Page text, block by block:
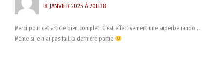
8 JANVIER 2025 À 20H38
Merci pour cet article bien complet. C’est effectivement une superbe rando…
Même si je n’ai pas fait la dernière partie